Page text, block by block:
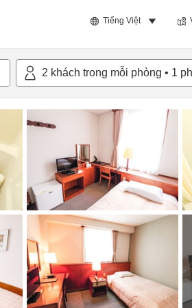
Tiếng Việt
2 khách trong mỗi phòng • 1